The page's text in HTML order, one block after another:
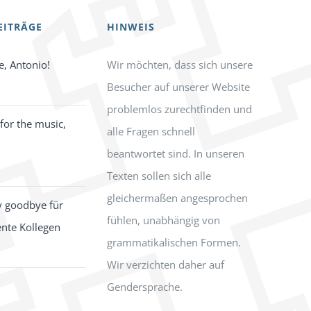
Antonio!
the music,
goodbye für
Kollegen
HINWEIS
Wir möchten, dass sich unsere
Besucher auf unserer Website
problemlos zurechtfinden und
alle Fragen schnell
beantwortet sind. In unseren
Texten sollen sich alle
gleichermaßen angesprochen
fühlen, unabhängig von
grammatikalischen Formen.
Wir verzichten daher auf
Gendersprache.